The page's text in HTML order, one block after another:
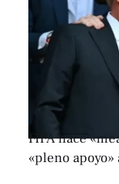
FIFA hace
«pleno